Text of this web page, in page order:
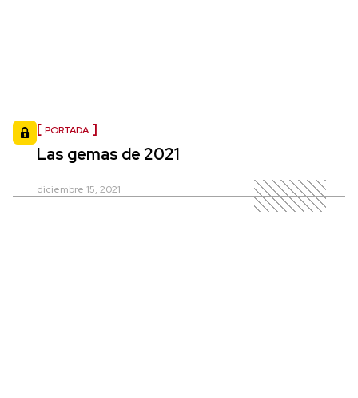
PORTADA
Las gemas de 2021
diciembre 15, 2021